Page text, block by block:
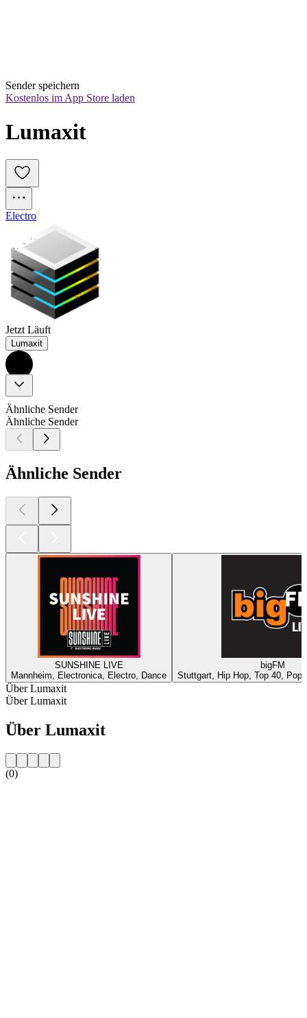
Sender speichern
Kostenlos im App Store laden
Lumaxit
Electro
Jetzt Läuft
Lumaxit
Ähnliche Sender
Ähnliche Sender
Ähnliche Sender
SUNSHINE LIVE
Mannheim, Electronica, Electro, Dance
bigFM
Stuttgart, Hip Hop, Top 40,
Über Lumaxit
Über Lumaxit
Über Lumaxit
(0)